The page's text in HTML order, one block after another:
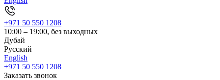
+971 50 550 1208
10:00 – 19:00, без выходных
Дубай
Русский
English
+971 50 550 1208
Заказать звонок